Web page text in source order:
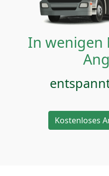
In wenigen
Kostenloses